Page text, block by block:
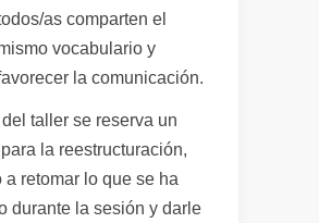
as comparten el
vocabulario y
la comunicación.
taller se reserva un
la reestructuración,
a retomar lo que se ha
durante la sesión y darle